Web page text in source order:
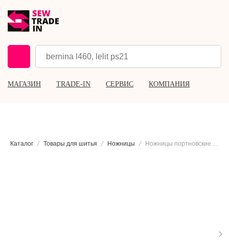
МАГАЗИН TRADE-IN СЕРВИС КОМПАНИЯ
Каталог Товары для шитья Ножницы Ножницы портновские Sewline с колпачком, 21 см.